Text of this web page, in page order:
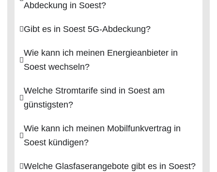
Abdeckung in Soest?
Gibt es in Soest 5G-Abdeckung?
Wie kann ich meinen Energieanbieter in
Soest wechseln?
Welche Stromtarife sind in Soest am
günstigsten?
Wie kann ich meinen Mobilfunkvertrag in
Soest kündigen?
Welche Glasfaserangebote gibt es in Soest?